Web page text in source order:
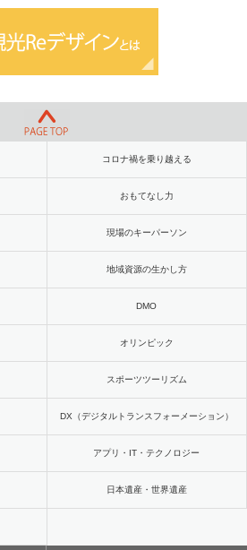
コロナ禍を乗り越える
おもてなし力
現場のキーパーソン
地域資源の生かし方
DMO
オリンピック
スポーツツーリズム
DX（デジタルトランスフォーメーション）
アプリ・IT・テクノロジー
日本遺産・世界遺産